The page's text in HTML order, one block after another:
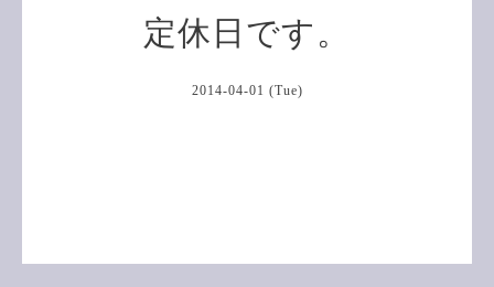
定休日です。
2014-04-01 (Tue)